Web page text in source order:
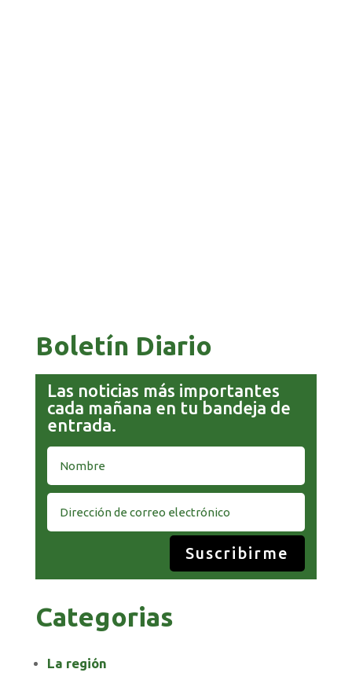
Boletín Diario
Las noticias más importantes
cada mañana en tu bandeja de
entrada.
Suscribirme
Categorias
La región